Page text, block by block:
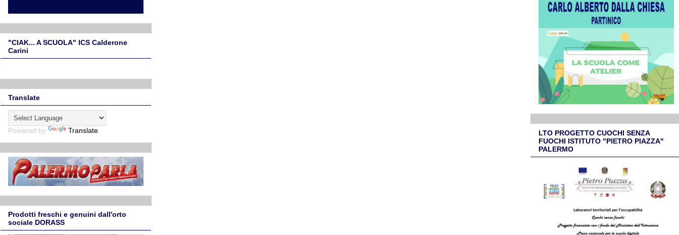
"CIAK... A SCUOLA" ICS Calderone
Carini
Translate
Powered by Translate
Prodotti freschi e genuini dall'orto
sociale DORASS
LTO PROGETTO CUOCHI SENZA
FUOCHI ISTITUTO "PIETRO PIAZZA"
PALERMO